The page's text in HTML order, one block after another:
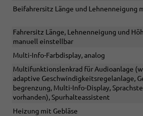
Beifahrersitz Länge und Lehnenneigung
Fahrersitz Länge, Lehnenneigung und
manuell einstellbar
Multi-Info-Farbdisplay, analog
Multifunktionslenkrad für Audioanlage
adaptive Geschwindigkeitsregelanlage,
begrenzung, Multi-Info-Display,
vorhanden), Spurhalteassistent
Heizung mit Gebläse